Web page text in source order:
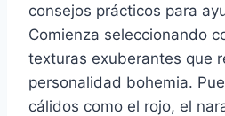
consejos prácticos para
Comienza seleccionando
texturas exuberantes que
personalidad bohemia.
cálidos como el rojo, el